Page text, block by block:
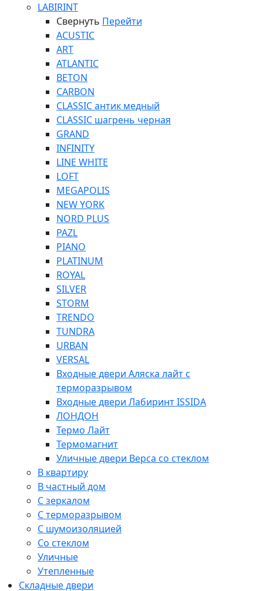
LABIRINT
Свернуть Перейти
ACUSTIC
ART
ATLANTIC
BETON
CARBON
CLASSIC антик медный
CLASSIC шагрень черная
GRAND
INFINITY
LINE WHITE
LOFT
MEGAPOLIS
NEW YORK
NORD PLUS
PAZL
PIANO
PLATINUM
ROYAL
SILVER
STORM
TRENDO
TUNDRA
URBAN
VERSAL
Входные двери Аляска лайт с
терморазрывом
Входные двери Лабиринт ISSIDA
ЛОНДОН
Термо Лайт
Термомагнит
Уличные двери Верса со стеклом
В квартиру
В частный дом
С зеркалом
С терморазрывом
С шумоизоляцией
Со стеклом
Уличные
Утепленные
Складные двери